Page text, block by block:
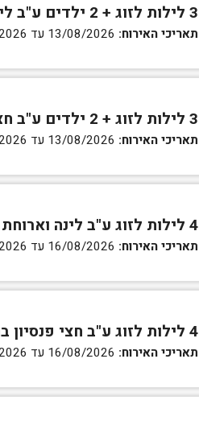
3 לילות לזוג + 2 ילדים ע"ב לינה וארוחת בוקר בחדר סופריור
תאריכי האירוח:
3 לילות לזוג + 2 ילדים ע"ב חצי פנסיון בחדר סופריור
תאריכי האירוח:
4 לילות לזוג ע"ב לינה וארוחת בוקר בחדר סטנדרט
תאריכי האירוח:
4 לילות לזוג ע"ב חצי פנסיון בחדר סטנדרט
תאריכי האירוח: